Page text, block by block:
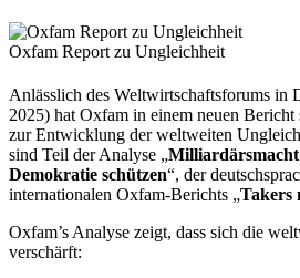
Oxfam Report zu Ungleichheit
Anlässlich des Weltwirtschaftsforums in
2025) hat Oxfam in einem neuen Bericht
zur Entwicklung der weltweiten
sind Teil der Analyse „
Demokratie schützen“, der
internationalen Oxfam-Berichts „Takers
Oxfam’s Analyse zeigt, dass sich die
verschärft: